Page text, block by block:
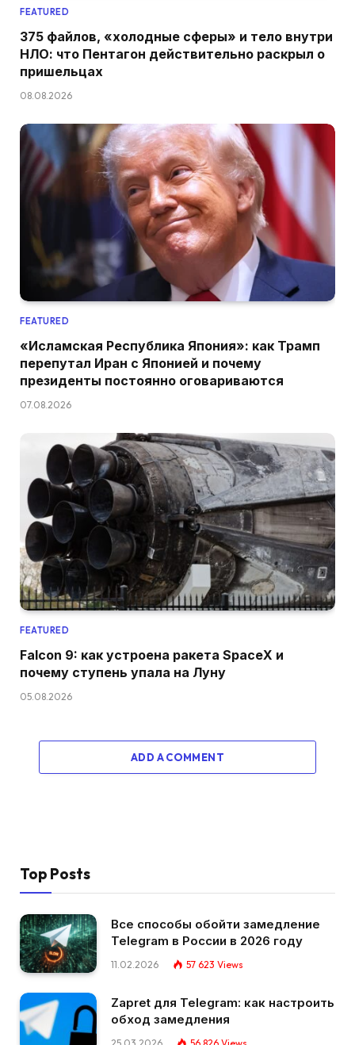
FEATURED
375 файлов, «холодные сферы» и тело внутри
НЛО: что Пентагон действительно раскрыл о
пришельцах
08.08.2026
FEATURED
«Исламская Республика Япония»: как Трамп
перепутал Иран с Японией и почему
президенты постоянно оговариваются
07.08.2026
FEATURED
Falcon 9: как устроена ракета SpaceX и
почему ступень упала на Луну
05.08.2026
ADD A COMMENT
Top Posts
Все способы обойти замедление
Telegram в России в 2026 году
11.02.2026 57 623 Views
Zapret для Telegram: как настроить
обход замедления